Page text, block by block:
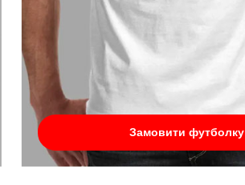
Замовити футболку